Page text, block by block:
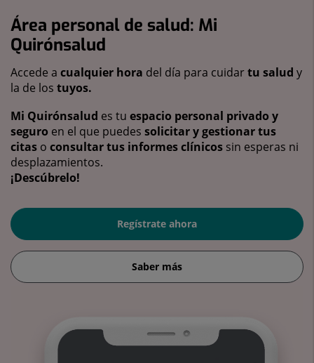
Área personal de salud: Mi
Quirónsalud
Accede a cualquier hora del día para cuidartu salud y
la de los tuyos.
Mi Quirónsalud es tu espacio personal privado y
seguro en el que puedes solicitar y gestionar tus
citas o consultar tus informes clínicos sin esperas ni
desplazamientos.
¡Descúbrelo!
Regístrate ahora
Saber más